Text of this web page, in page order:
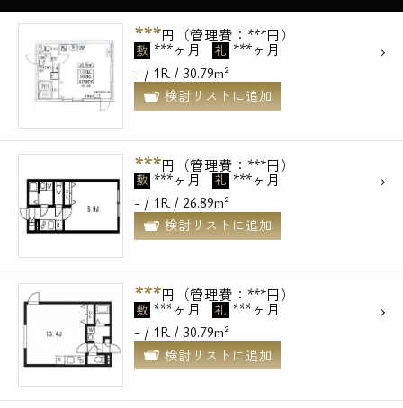
***円（管理費：***円）
敷 ***ヶ月 礼 ***ヶ月
- / 1R / 30.79m²
検討リストに追加
***円（管理費：***円）
敷 ***ヶ月 礼 ***ヶ月
- / 1R / 26.89m²
検討リストに追加
***円（管理費：***円）
敷 ***ヶ月 礼 ***ヶ月
- / 1R / 30.79m²
検討リストに追加